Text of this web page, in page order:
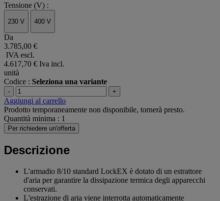
Tensione (V) :
230 V 400 V
Da
3.785,00 €
IVA escl.
4.617,70 € Iva incl.
unità
Codice : Seleziona una variante
- +
Aggiungi al carrello
Prodotto temporaneamente non disponibile, tornerà presto.
Quantità minima : 1
Per richiedere un'offerta
Descrizione
L'armadio 8/10 standard LockEX è dotato di un estrattore
d'aria per garantire la dissipazione termica degli apparecchi
conservati.
L'estrazione di aria viene interrotta automaticamente